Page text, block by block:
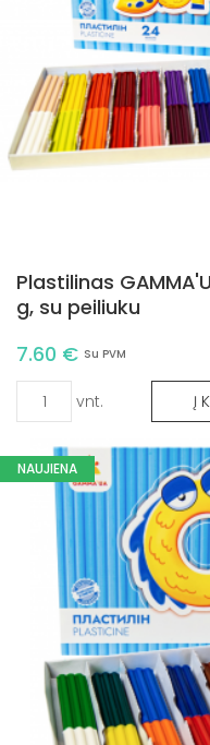
Plastilinas
g, su peiliuku
7.60 € Su PVM
vnt. Į
NAUJIENA